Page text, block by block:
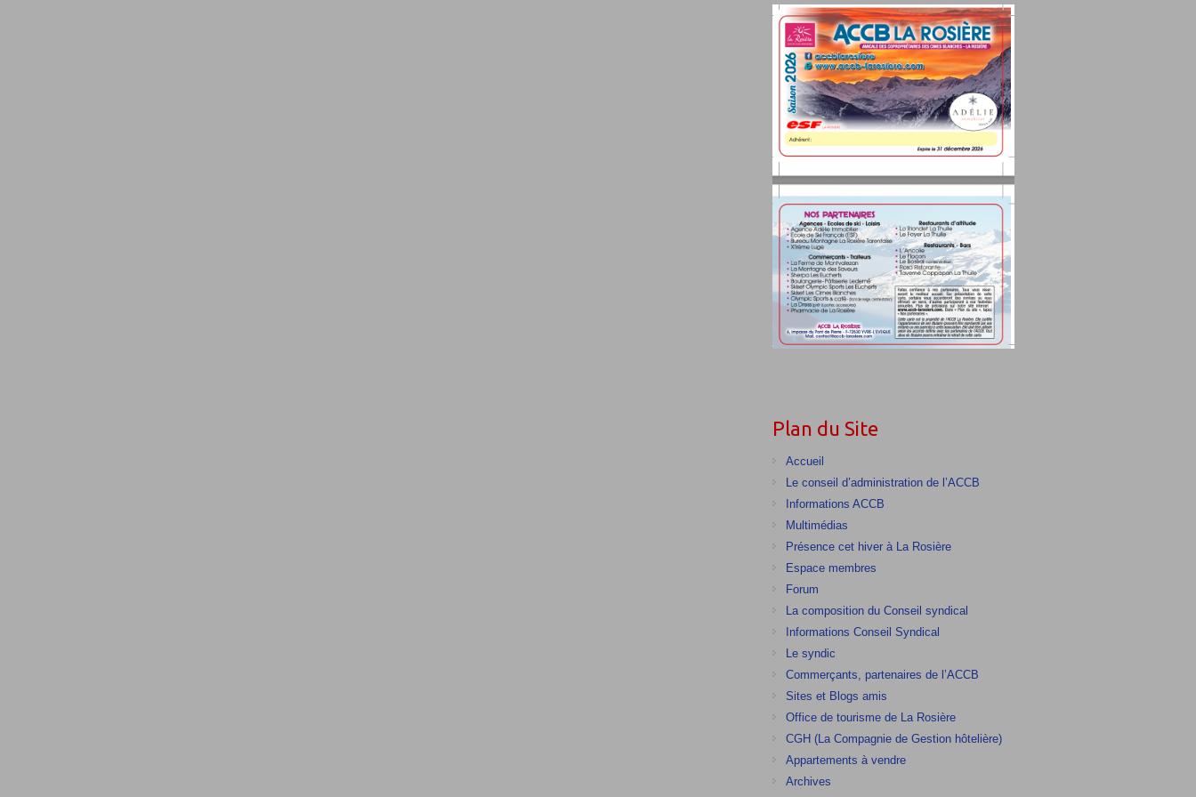
Plan du Site
Accueil
Le conseil d’administration de l’ACCB
Informations ACCB
Multimédias
Présence cet hiver à La Rosière
Espace membres
Forum
La composition du Conseil syndical
Informations Conseil Syndical
Le syndic
Commerçants, partenaires de l’ACCB
Sites et Blogs amis
Office de tourisme de La Rosière
CGH (La Compagnie de Gestion hôtelière)
Appartements à vendre
Archives